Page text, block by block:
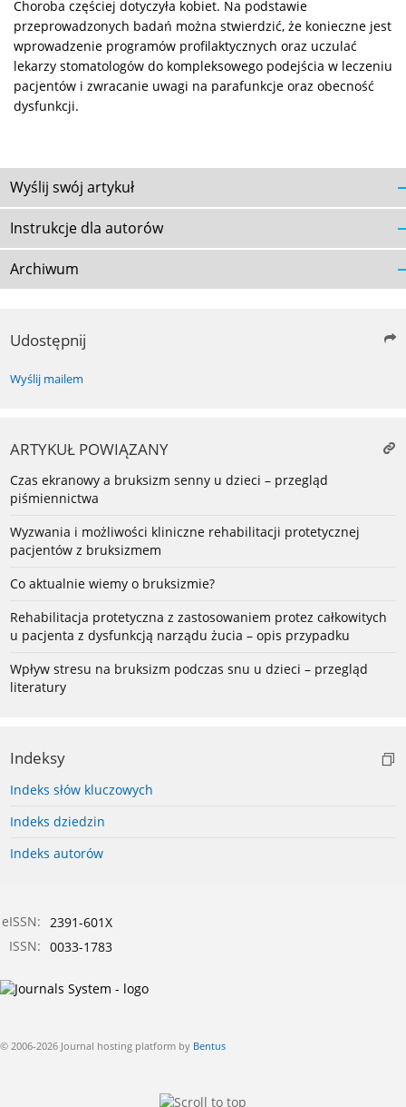
Choroba częściej dotyczyła kobiet. Na podstawie
przeprowadzonych badań można stwierdzić, że konieczne jest
wprowadzenie programów profilaktycznych oraz uczulać
lekarzy stomatologów do kompleksowego podejścia w leczeniu
pacjentów i zwracanie uwagi na parafunkcje oraz obecność
dysfunkcji.
Wyślij swój artykuł
Instrukcje dla autorów
Archiwum
Udostępnij
Wyślij mailem
ARTYKUŁ POWIĄZANY
Czas ekranowy a bruksizm senny u dzieci – przegląd
piśmiennictwa
Wyzwania i możliwości kliniczne rehabilitacji protetycznej
pacjentów z bruksizmem
Co aktualnie wiemy o bruksizmie?
Rehabilitacja protetyczna z zastosowaniem protez całkowitych
u pacjenta z dysfunkcją narządu żucia – opis przypadku
Wpływ stresu na bruksizm podczas snu u dzieci – przegląd
literatury
Indeksy
Indeks słów kluczowych
Indeks dziedzin
Indeks autorów
eISSN: 2391-601X
ISSN: 0033-1783
© 2006-2026 Journal hosting platform by Bentus